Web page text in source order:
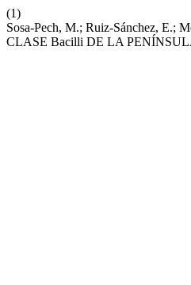
(1)
Sosa-Pech, M.; Ruiz-Sánchez,
CLASE Bacilli DE LA